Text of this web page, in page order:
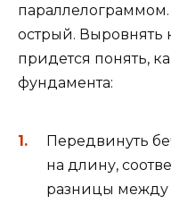
острый. Выровнять
придется понять,
фундамента:
Передвинуть
на длину,
разницы между